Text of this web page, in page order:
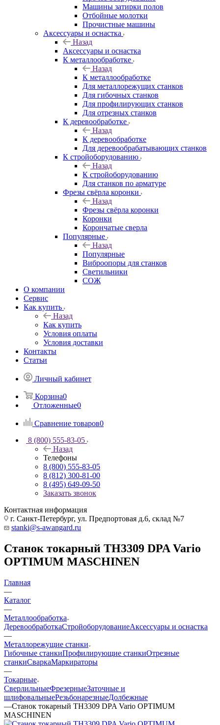
Машины затирки полов
Отбойные молотки
Прочистные машины
Аксeccyapы и оснастка
Назад
Аксeccyapы и оснастка
К металлообработке
Назад
К металлообработке
Для металлорежущих станков
Для гибочных станков
Для профилирующих станков
Для отрезных станков
К деревообработке
Назад
К деревообработке
Для деревообрабатывающих станков
К стройоборудованию
Назад
К стройоборудованию
Для станков по арматуре
Фрезы свёрла коронки
Назад
Фрезы свёрла коронки
Коронки
Корончатые сверла
Популярные
Назад
Популярные
Виброопоры для станков
Светильники
СОЖ
О компании
Сервис
Как купить
Назад
Как купить
Условия оплаты
Условия доставки
Контакты
Статьи
Личный кабинет
Корзина0
Отложенные0
Сравнение товаров0
8 (800) 555-83-05
Назад
Телефоны
8 (800) 555-83-05
8 (812) 300-81-00
8 (495) 649-09-50
Заказать звонок
Контактная информация
г. Санкт-Петербург, ул. Предпортовая д.6, склад №7
stanki@s-awangard.ru
Станок токарный TH3309 DPA Vario
OPTIMUM MASCHINEN
Главная
—
Каталог
—
Металлообработка
ДеревообработкаСтройоборудованиеАксeccyapы и оснастка
—
Металлорежущие станки
Гибочные станкиПрофилирующие станкиОтрезные
станкиСваркаМаркираторы
—
Токарные
СверлильныеФрезерныеЗаточные и
шлифовальныеРезьбонарезныеДолбежные
—Станок токарный TH3309 DPA Vario OPTIMUM
MASCHINEN